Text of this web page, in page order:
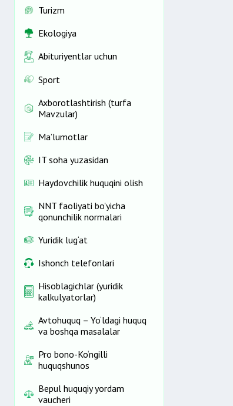
Turizm
Ekologiya
Abituriyentlar uchun
Sport
Axborotlashtirish (turfa
Mavzular)
Ma’lumotlar
IT soha yuzasidan
Haydovchilik huquqini olish
NNT faoliyati bo'yicha
qonunchilik normalari
Yuridik lug‘at
Ishonch telefonlari
Hisoblagichlar (yuridik
kalkulyatorlar)
Avtohuquq – Yo‘ldagi huquq
va boshqa masalalar
Pro bono-Ko‘ngilli
huquqshunos
Bepul huquqiy yordam
vaucheri